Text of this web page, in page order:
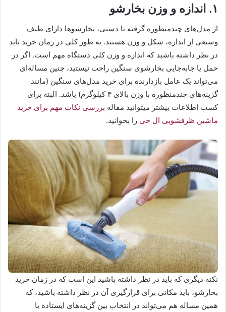
۱. اندازه و وزن بخارشو
از مدل‌های چندمنظوره گرفته تا دستی، بخارشوها دارای طیف
وسیعی از اندازه، شکل و وزن هستند. به طور کلی در زمان خرید باید
در نظر داشته باشید که اندازه و وزن کلی دستگاه مهم است. اگر در
حمل یا جابه‌جایی بخارشوی سنگین راحت نیستید، چنین مساله‌ای
می‌تواند یک عامل بازدارنده برای خرید مدل‌های سنگین (مانند
گزینه‌های چندمنظوره با وزن بالای ۳ کیلوگرم) باشد. البته برای
کسب اطلاعات بیشتر میتوانید مقاله بررسی نکات مهم برای خرید
ماشین ظرفشویی ال جی را بخوانید.
نکته دیگری که باید در نظر داشته باشید این است که در زمان خرید
بخارشو، باید مکانی برای قرارگیری آن در نظر داشته باشید، که
همین مساله هم می‌تواند در انتخاب بین گزینه‌های ایستاده یا